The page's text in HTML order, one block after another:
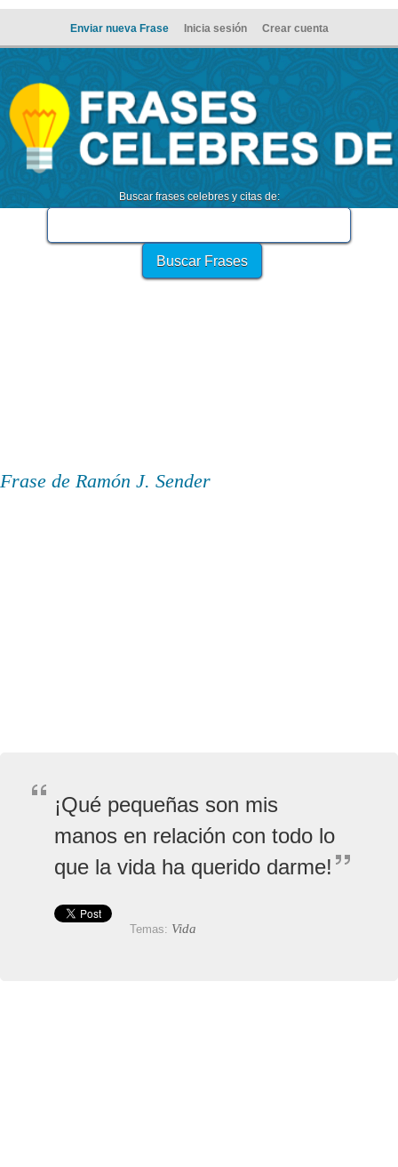
Enviar nueva Frase Inicia sesión Crear cuenta
Buscar frases celebres y citas de:
Frase de Ramón J. Sender
¡Qué pequeñas son mis
manos en relación con todo lo
que la vida ha querido darme!
Temas: Vida